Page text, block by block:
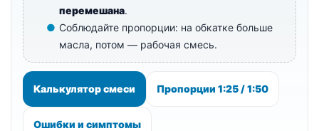
перемешана.
Соблюдайте пропорции: на обкатке больше
масла, потом — рабочая смесь.
Калькулятор смеси Пропорции 1:25 / 1:50
Ошибки и симптомы